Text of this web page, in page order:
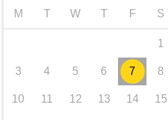
M T W T F S
1
3 4 5 6 7 8
10 11 12 13 14 15